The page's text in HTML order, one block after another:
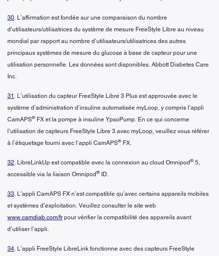
30. L’affirmation est fondée sur une comparaison du nombre
d’utilisateurs/utilisatrices du système de mesure FreeStyle Libre au niveau
mondial par rapport au nombre d’utilisateurs/utilisatrices des autres
principaux systèmes de mesure du glucose à base de capteur pour une
utilisation personnelle. Les données sont disponibles. Abbott Diabetes Care
Inc.
31 . L’utilisation du capteur FreeStyle Libre 3 Plus est approuvée avec le
système d’administration d’insuline automatisée myLoop, y compris l’appli
CamAPS® FX et la pompe à insuline YpsoPump. En ce qui concerne
l’utilisation de capteurs FreeStyle Libre 3 avec myLoop, veuillez vous référer
à l’étiquetage fourni avec l’appli CamAPS® FX.
32. LibreLinkUp est compatible avec la connexion au cloud Omnipod® 5,
accessible via la liaison Omnipod® ID.
33. L’appli CamAPS FX n’est compatible qu’avec certains appareils mobiles
et systèmes d’exploitation. Veuillez consulter le site web
www.camdiab.com/fr pour vérifier la compatibilité des appareils avant
d’utiliser l’appli.
34. L’appli FreeStyle LibreLink fonctionne avec des capteurs FreeStyle